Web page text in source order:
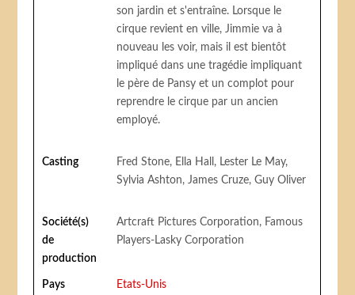
son jardin et s'entraîne. Lorsque le
cirque revient en ville, Jimmie va à
nouveau les voir, mais il est bientôt
impliqué dans une tragédie impliquant
le père de Pansy et un complot pour
reprendre le cirque par un ancien
employé.
Casting
Fred Stone, Ella Hall, Lester Le May,
Sylvia Ashton, James Cruze, Guy Oliver
Société(s)
de
production
Artcraft Pictures Corporation, Famous
Players-Lasky Corporation
Pays Etats-Unis